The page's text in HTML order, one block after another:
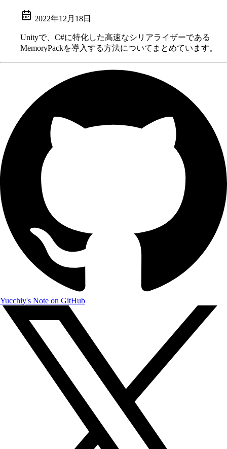
2022年12月18日
Unityで、C#に特化した高速なシリアライザーである
MemoryPackを導入する方法についてまとめています。
Yucchiy's Note on GitHub